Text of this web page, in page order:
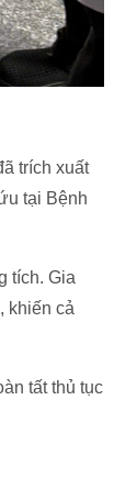
trích xuất
tại Bệnh
tích. Gia
khiến cả
tất thủ tục